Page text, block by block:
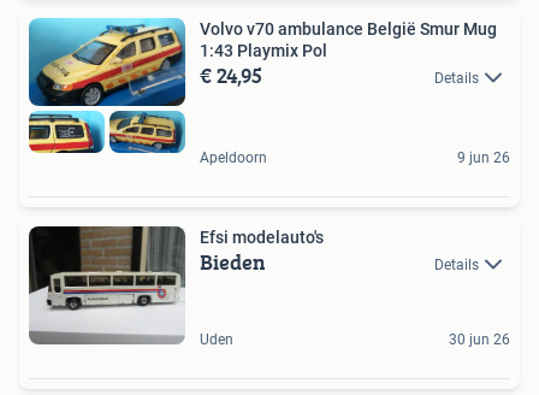
Volvo v70 ambulance België Smur Mug
1:43 Playmix Pol
€ 24,95 Details
Apeldoorn 9 jun 26
Efsi modelauto's
Bieden Details
Uden 30 jun 26